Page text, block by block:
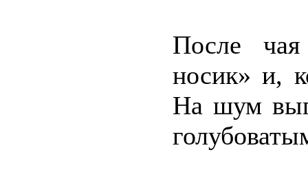
После
носик» и,
На шум